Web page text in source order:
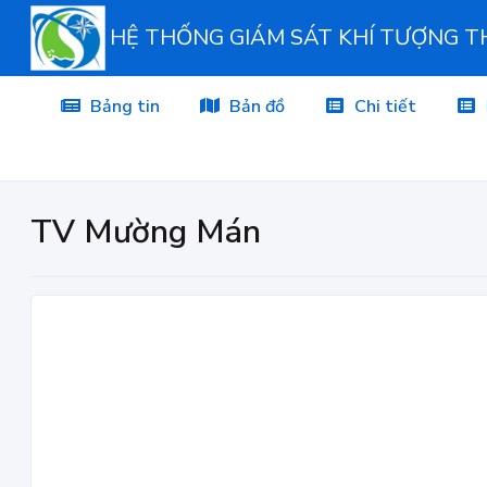
HỆ THỐNG GIÁM SÁT KHÍ TƯỢNG
Bảng tin Bản đồ Chi tiết
TV Mường Mán